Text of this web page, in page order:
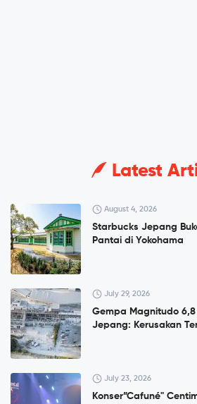
Latest
August 4, 2026
Starbucks Jepang
Pantai di Yokohama
July 29, 2026
Gempa Magnitudo
Jepang: Kerusakan
July 23, 2026
Konser”Cafuné"